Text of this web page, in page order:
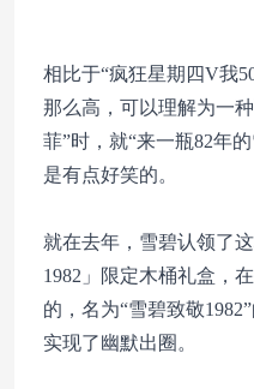
相比于“疯狂星期四V我
那么高，可以理解为一
菲”时，就“来一瓶82年
是有点好笑的。
就在去年，雪碧认领了
1982」限定木桶礼盒，
的，名为“雪碧致敬
实现了幽默出圈。